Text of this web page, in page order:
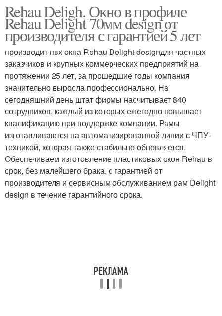
Rehau Deligh. Окно в профиле
Rehau Delight 70мм design от
производителя с гарантией 5 лет
производит пвх окна Rehau Delight designдля частных
заказчиков и крупных коммерческих предприятий на
протяжении 25 лет, за прошедшие годы компания
значительно выросла профессионально. На
сегодняшний день штат фирмы насчитывает 840
сотрудников, каждый из которых ежегодно повышает
квалификацию при поддержке компании. Рамы
изготавливаются на автоматизированной линии с ЧПУ-
техникой, которая также стабильно обновляется.
Обеспечиваем изготовление пластиковых окон Rehau в
срок, без малейшего брака, с гарантией от
производителя и сервисным обслуживанием рам Delight
design в течение гарантийного срока.